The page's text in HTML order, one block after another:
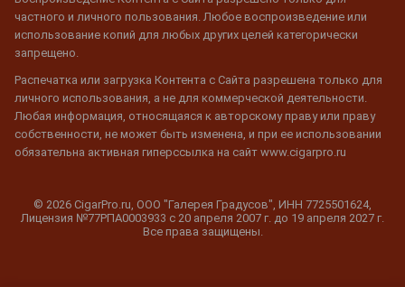
частного и личного пользования. Любое воспроизведение или
использование копий для любых других целей категорически
запрещено.
Распечатка или загрузка Контента с Сайта разрешена только для
личного использования, а не для коммерческой деятельности.
Любая информация, относящаяся к авторскому праву или праву
собственности, не может быть изменена, и при ее использовании
обязательна активная гиперссылка на сайт www.cigarpro.ru
© 2026 CigarPro.ru, ООО "Галерея Градусов", ИНН 7725501624,
Лицензия №77РПА0003933 c 20 апреля 2007 г. до 19 апреля 2027 г.
Все права защищены.